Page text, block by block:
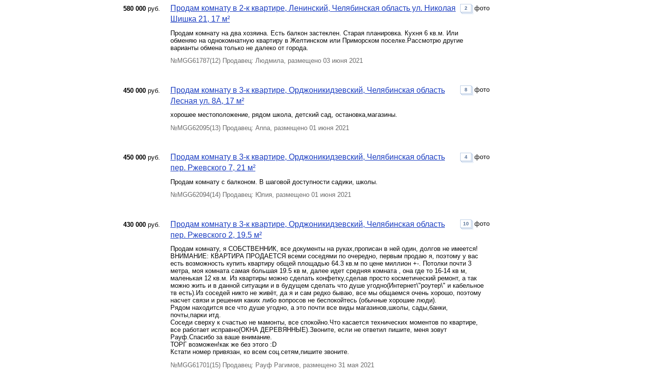
580 000 руб.
Продам комнату в 2-к квартире, Ленинский, Челябинская область ул. Николая
Шишка 21, 17 м²
Продам комнату на два хозяина. Есть балкон застеклен. Старая планировка. Кухня 6 кв.м. Или
обменяю на однокомнатную квартиру в Желтинском или Приморском поселке.Рассмотрю другие
варианты обмена только не далеко от города.
2 фото
№MGG61787(12) Продавец: Людмила, размещено 03 июня 2021
450 000 руб.
Продам комнату в 3-к квартире, Орджоникидзевский, Челябинская область
Лесная ул. 8А, 17 м²
хорошее местоположение, рядом школа, детский сад, остановка,магазины.
8 фото
№MGG62095(13) Продавец: Anna, размещено 01 июня 2021
450 000 руб.
Продам комнату в 3-к квартире, Орджоникидзевский, Челябинская область
пер. Ржевского 7, 21 м²
Продам комнату с балконом. В шаговой доступности садики, школы.
4 фото
№MGG62094(14) Продавец: Юлия, размещено 01 июня 2021
430 000 руб.
Продам комнату в 3-к квартире, Орджоникидзевский, Челябинская область
пер. Ржевского 2, 19.5 м²
Продам комнату, я СОБСТВЕННИК, все документы на руках,прописан в ней один, долгов не имеется!
ВНИМАНИЕ: КВАРТИРА ПРОДАЕТСЯ всеми соседями по очередно, первым продаю я, поэтому у вас
есть возможность купить квартиру общей площадью 64.3 кв.м по цене миллион +-. Потолки почти 3
метра, моя комната самая большая 19.5 кв м, далее идет средняя комната , она где то 16-14 кв м,
маленькая 12 кв.м. Из квартиры можно сделать конфетку,сделав просто косметический ремонт, а так
можно жить и в данной ситуации и в будущем сделать что душе угодно(Интернет\"роутер\" и кабельное
тв есть).Из соседей никто не живёт, да я и сам редко бываю, все мы общаемся очень хорошо, поэтому
насчет связи и решения каких либо вопросов не беспокойтесь (обычные хорошие люди).
Рядом находится все что душе угодно, а это почти все виды магазинов,школы, сады,банки,
почты,парки итд.
Соседи сверху к счастью не мамонты, все спокойно.Что касается технических моментов по квартире,
все работает исправно(ОКНА ДЕРЕВЯННЫЕ).Звоните, если не ответил пишите, меня зовут
Рауф.Спасибо за ваше внимание.
ТОРГ возможен!как же без этого :D
Кстати номер привязан, ко всем соц.сетям,пишите звоните.
10 фото
№MGG61701(15) Продавец: Рауф Рагимов, размещено 31 мая 2021